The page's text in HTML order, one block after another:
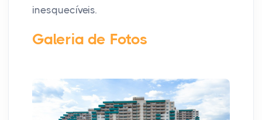
inesquecíveis.
Galeria de Fotos